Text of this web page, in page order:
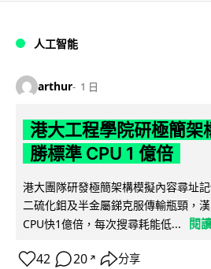
人工智能
arthur 1 日
港大工程學院研極簡架
勝標準 CPU 1 億倍
港大團隊研發極簡架構模擬內容尋址
二硫化鉬及半金屬銻克服傳輸瓶頸，
CPU快1億倍，每次搜尋耗能低...
閱
42 20 ↗ 分享